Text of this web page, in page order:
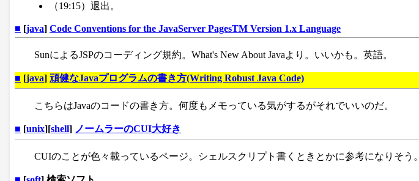
（19:15）退出。
■ [java] Code Conventions for the JavaServer PagesTM Version 1.x Language
SunによるJSPのコーディング規約。What's New About Javaより。いいかも。英語。
■ [java] 頑健なJavaプログラムの書き方(Writing Robust Java Code)
こちらはJavaのコードの書き方。何度もメモっている気がするがそれでいいのだ。
■ [unix][shell] ノームラーのCUI大好き
CUIのことが色々載っているページ。シェルスクリプト書くときとかに参考になりそう。